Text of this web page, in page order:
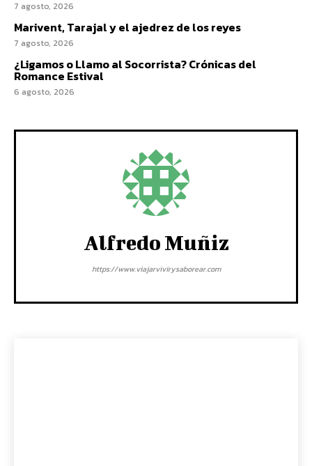
7 agosto, 2026
Marivent, Tarajal y el ajedrez de los reyes
7 agosto, 2026
¿Ligamos o Llamo al Socorrista? Crónicas del
Romance Estival
6 agosto, 2026
Alfredo Muñiz
https://www.viajarvivirysaborear.com